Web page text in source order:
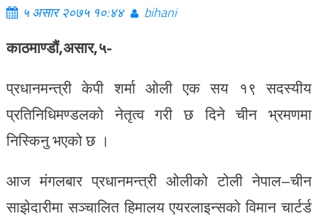
५ असार २०७५ १०:४४ bihani
काठमाण्डौं,असार,५-
प्रधानमन्त्री केपी शर्मा ओली एक सय १९ सदस्यीय
प्रतिनिधिमण्डलको नेतृत्व गरी छ दिने चीन भ्रमणमा
निस्किनु भएको छ ।
आज मंगलबार प्रधानमन्त्री ओलीको टोली नेपाल–चीन
साझेदारीमा सञ्चालित हिमालय एयरलाइन्सको विमान चार्टर्ड